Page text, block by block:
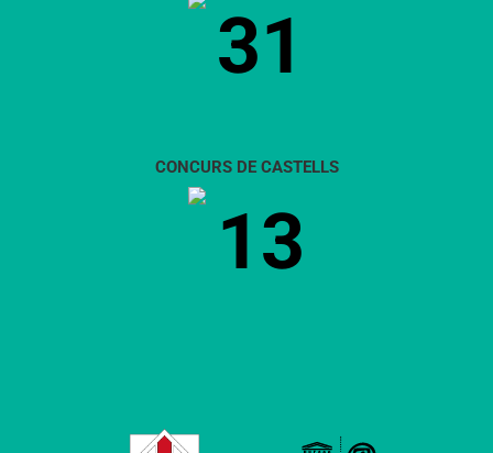
31
CONCURS DE CASTELLS
13